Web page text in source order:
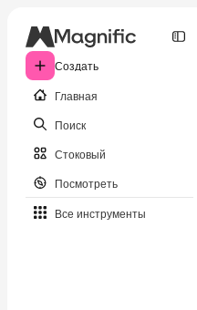
Создать
Главная
Поиск
Стоковый
Посмотреть
Все инструменты